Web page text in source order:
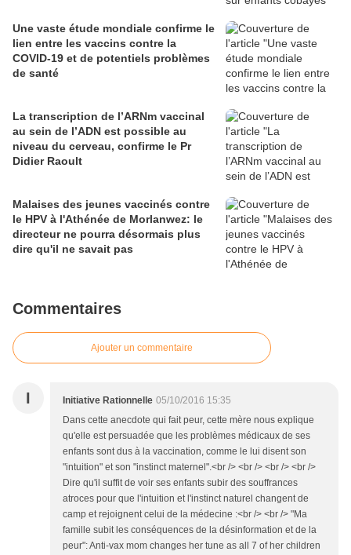
Une vaste étude mondiale confirme le
lien entre les vaccins contre la
COVID-19 et de potentiels problèmes
de santé
La transcription de l’ARNm vaccinal
au sein de l’ADN est possible au
niveau du cerveau, confirme le Pr
Didier Raoult
Malaises des jeunes vaccinés contre
le HPV à l'Athénée de Morlanwez: le
directeur ne pourra désormais plus
dire qu'il ne savait pas
Commentaires
Ajouter un commentaire
I Initiative Rationnelle 05/10/2016 15:35
Dans cette anecdote qui fait peur, cette mère nous explique
qu'elle est persuadée que les problèmes médicaux de ses
enfants sont dus à la vaccination, comme le lui disent son
"intuition" et son "instinct maternel".<br /> <br /> <br /> <br />
Dire qu'il suffit de voir ses enfants subir des souffrances
atroces pour que l'intuition et l'instinct naturel changent de
camp et rejoignent celui de la médecine :<br /> <br /> "Ma
famille subit les conséquences de la désinformation et de la
peur": Anti-vax mom changes her tune as all 7 of her children